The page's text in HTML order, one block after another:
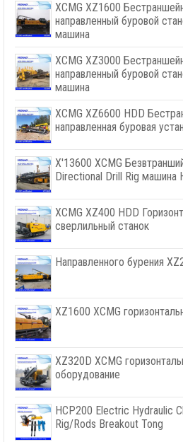
XCMG XZ1600
направленный буровой
машина
XCMG XZ3000
направленный буровой
машина
XCMG XZ6600 HDD
направленная буровая
X'13600 XCMG
Directional Drill Rig
XCMG XZ400 HDD
сверлильный станок
Направленного бурения
XZ1600 XCMG
XZ320D XCMG
оборудование
HCP200 Electric Hydraulic
Rig/Rods Breakout Tong